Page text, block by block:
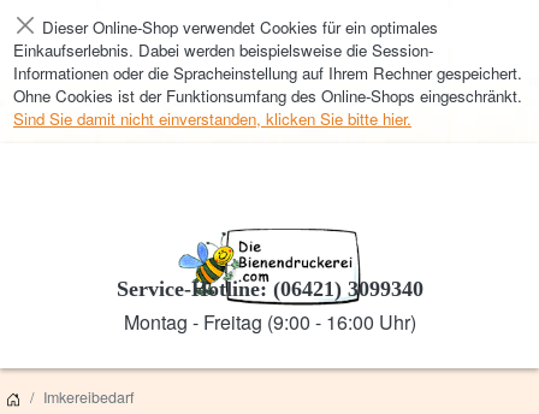
Schließen
Dieser Online-Shop verwendet Cookies für ein optimales
Einkaufserlebnis. Dabei werden beispielsweise die Session-
Informationen oder die Spracheinstellung auf Ihrem Rechner gespeichert.
Ohne Cookies ist der Funktionsumfang des Online-Shops eingeschränkt.
Sind Sie damit nicht einverstanden, klicken Sie bitte hier.
Service-Hotline: (06421) 3099340
Montag - Freitag (9:00 - 16:00 Uhr)
Imkereibedarf